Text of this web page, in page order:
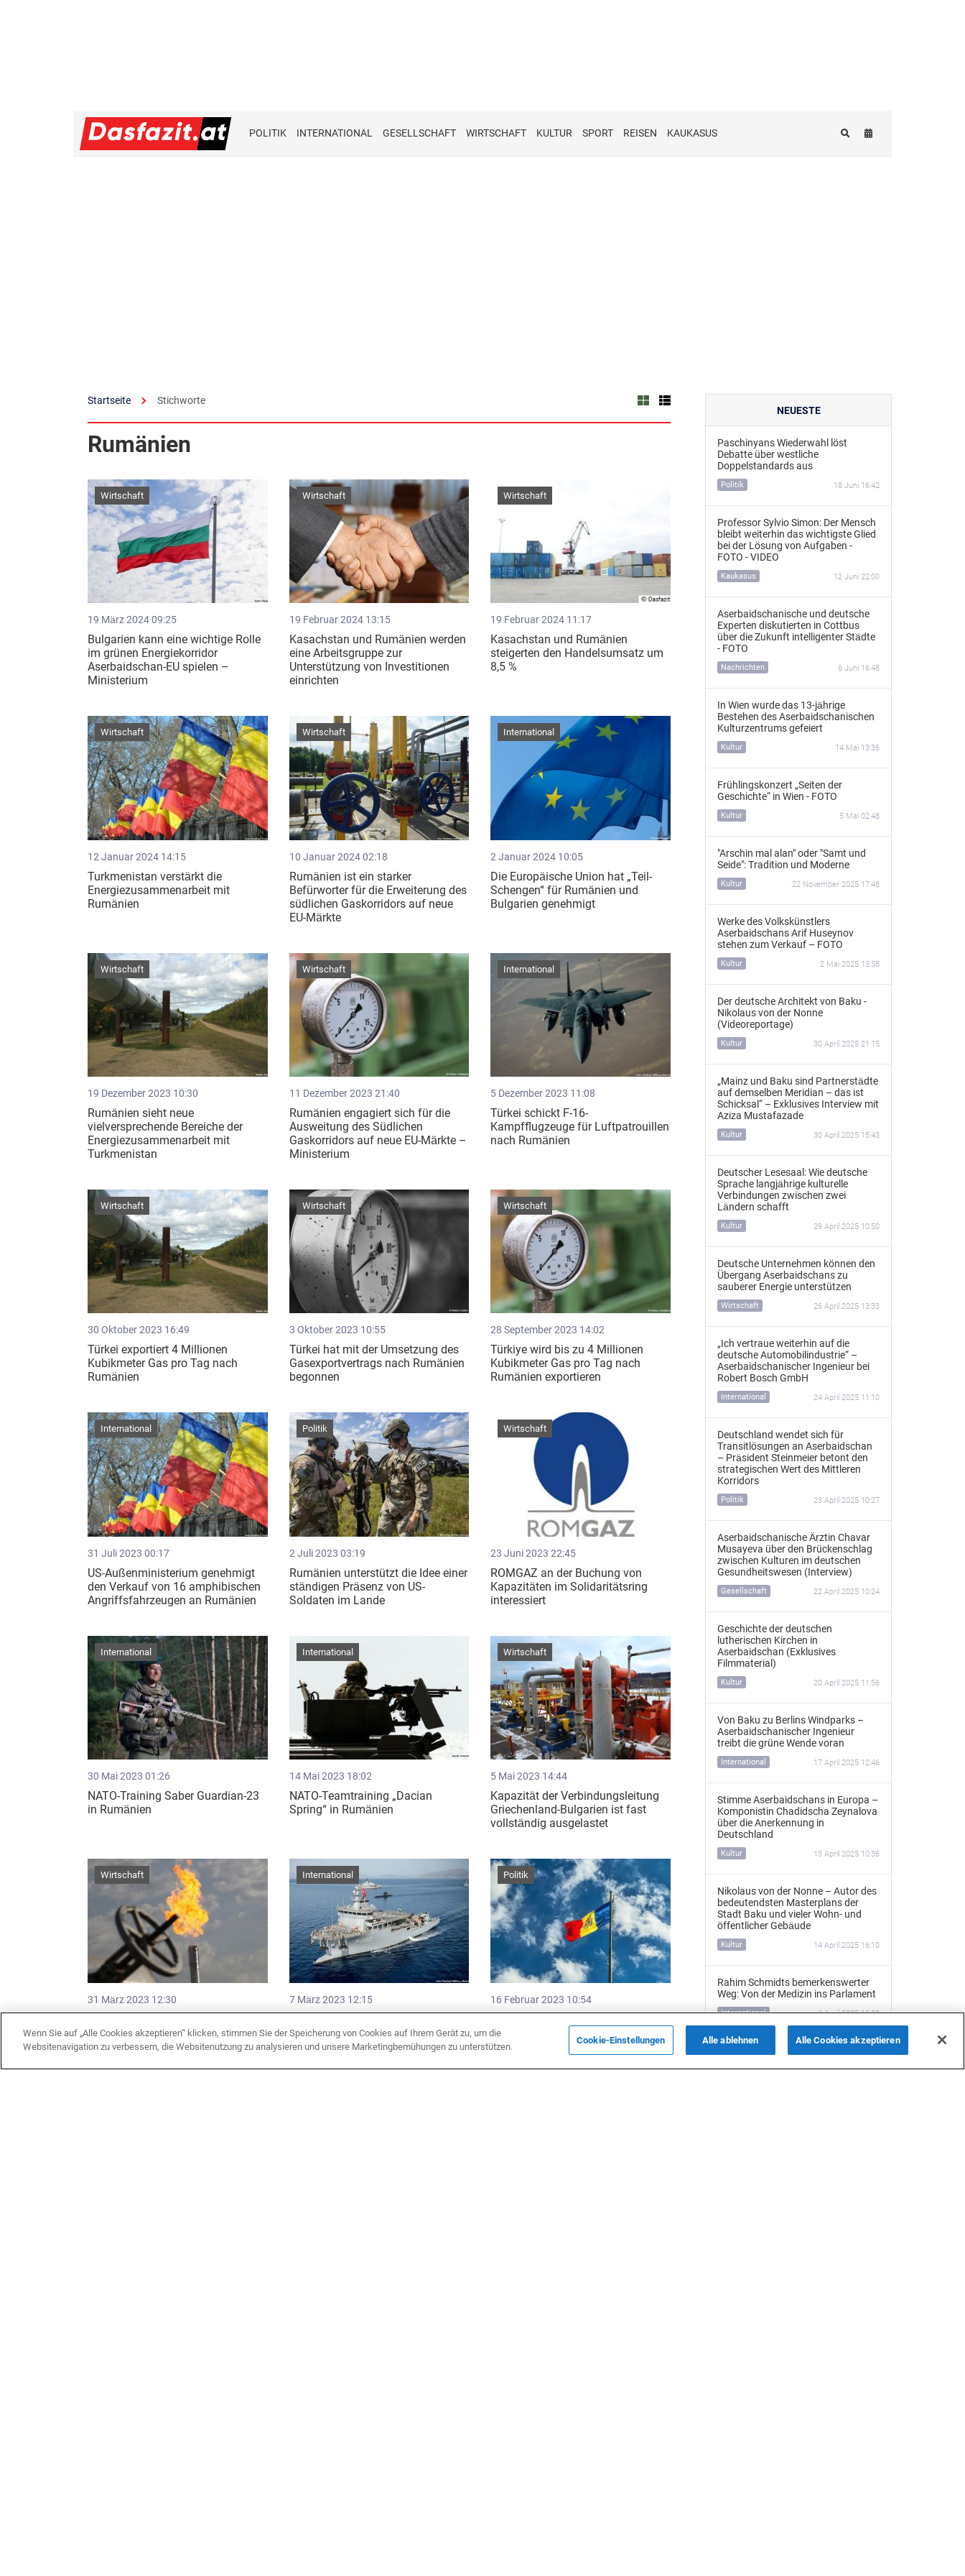
POLITIK INTERNATIONAL GESELLSCHAFT WIRTSCHAFT KULTUR SPORT REISEN KAUKASUS
Startseite Stichworte
Rumänien
19 März 2024 09:25
Bulgarien kann eine wichtige Rolle
im grünen Energiekorridor
Aserbaidschan-EU spielen –
Ministerium
Wirtschaft
19 Februar 2024 13:15
Kasachstan und Rumänien werden
eine Arbeitsgruppe zur
Unterstützung von Investitionen
einrichten
Wirtschaft
19 Februar 2024 11:17
Kasachstan und Rumänien
steigerten den Handelsumsatz um
8,5 %
Wirtschaft
12 Januar 2024 14:15
Turkmenistan verstärkt die
Energiezusammenarbeit mit
Rumänien
Wirtschaft
10 Januar 2024 02:18
Rumänien ist ein starker
Befürworter für die Erweiterung des
südlichen Gaskorridors auf neue
EU-Märkte
Wirtschaft
2 Januar 2024 10:05
Die Europäische Union hat „Teil-
Schengen“ für Rumänien und
Bulgarien genehmigt
International
19 Dezember 2023 10:30
Rumänien sieht neue
vielversprechende Bereiche der
Energiezusammenarbeit mit
Turkmenistan
Wirtschaft
11 Dezember 2023 21:40
Rumänien engagiert sich für die
Ausweitung des Südlichen
Gaskorridors auf neue EU-Märkte –
Ministerium
Wirtschaft
5 Dezember 2023 11:08
Türkei schickt F-16-
Kampfflugzeuge für Luftpatrouillen
nach Rumänien
International
30 Oktober 2023 16:49
Türkei exportiert 4 Millionen
Kubikmeter Gas pro Tag nach
Rumänien
Wirtschaft
3 Oktober 2023 10:55
Türkei hat mit der Umsetzung des
Gasexportvertrags nach Rumänien
begonnen
Wirtschaft
28 September 2023 14:02
Türkiye wird bis zu 4 Millionen
Kubikmeter Gas pro Tag nach
Rumänien exportieren
Wirtschaft
31 Juli 2023 00:17
US-Außenministerium genehmigt
den Verkauf von 16 amphibischen
Angriffsfahrzeugen an Rumänien
International
2 Juli 2023 03:19
Rumänien unterstützt die Idee einer
ständigen Präsenz von US-
Soldaten im Lande
Politik
23 Juni 2023 22:45
ROMGAZ an der Buchung von
Kapazitäten im Solidaritätsring
interessiert
Wirtschaft
30 Mai 2023 01:26
NATO-Training Saber Guardian-23
in Rumänien
International
14 Mai 2023 18:02
NATO-Teamtraining „Dacian
Spring“ in Rumänien
International
5 Mai 2023 14:44
Kapazität der Verbindungsleitung
Griechenland-Bulgarien ist fast
vollständig ausgelastet
Wirtschaft
31 März 2023 12:30
bereiten ein Abkommen über
Gaslieferungen aus Aserbaidschan
Wirtschaft
7 März 2023 12:15
eine Arbeitsgruppe zur Sicherheit
im Schwarzen Meer
International
16 Februar 2023 10:54
die Verteidigungskapazität des
Landes gestärkt werden muss
Politik
NEUESTE
Paschinyans Wiederwahl löst
Debatte über westliche
Doppelstandards aus
Politik 18 Juni 16:42
Professor Sylvio Simon: Der Mensch
bleibt weiterhin das wichtigste Glied
bei der Lösung von Aufgaben -
FOTO - VIDEO
Kaukasus 12 Juni 22:00
Aserbaidschanische und deutsche
Experten diskutierten in Cottbus
über die Zukunft intelligenter Städte
- FOTO
Nachrichten 6 Juni 16:48
In Wien wurde das 13‑jährige
Bestehen des Aserbaidschanischen
Kulturzentrums gefeiert
Kultur 14 Mai 13:36
Frühlingskonzert „Seiten der
Geschichte“ in Wien - FOTO
Kultur 5 Mai 02:48
"Arschin mal alan" oder "Samt und
Seide": Tradition und Moderne
Kultur 22 November 2025 17:46
Werke des Volkskünstlers
Aserbaidschans Arif Huseynov
stehen zum Verkauf – FOTO
Kultur 2 Mai 2025 13:58
Der deutsche Architekt von Baku -
Nikolaus von der Nonne
(Videoreportage)
Kultur 30 April 2025 21:15
„Mainz und Baku sind Partnerstädte
auf demselben Meridian – das ist
Schicksal“ – Exklusives Interview mit
Aziza Mustafazade
Kultur 30 April 2025 15:43
Deutscher Lesesaal: Wie deutsche
Sprache langjährige kulturelle
Verbindungen zwischen zwei
Ländern schafft
Kultur 29 April 2025 10:50
Deutsche Unternehmen können den
Übergang Aserbaidschans zu
sauberer Energie unterstützen
Wirtschaft 26 April 2025 13:33
„Ich vertraue weiterhin auf die
deutsche Automobilindustrie“ –
Aserbaidschanischer Ingenieur bei
Robert Bosch GmbH
International 24 April 2025 11:10
Deutschland wendet sich für
Transitlösungen an Aserbaidschan
– Präsident Steinmeier betont den
strategischen Wert des Mittleren
Korridors
Politik 23 April 2025 10:27
Aserbaidschanische Ärztin Chavar
Musayeva über den Brückenschlag
zwischen Kulturen im deutschen
Gesundheitswesen (Interview)
Gesellschaft 22 April 2025 10:24
Geschichte der deutschen
lutherischen Kirchen in
Aserbaidschan (Exklusives
Filmmaterial)
Kultur 20 April 2025 11:56
Von Baku zu Berlins Windparks –
Aserbaidschanischer Ingenieur
treibt die grüne Wende voran
International 17 April 2025 12:46
Stimme Aserbaidschans in Europa –
Komponistin Chadidscha Zeynalova
über die Anerkennung in
Deutschland
Kultur 15 April 2025 10:36
Nikolaus von der Nonne – Autor des
bedeutendsten Masterplans der
Stadt Baku und vieler Wohn- und
öffentlicher Gebäude
Kultur 14 April 2025 16:10
Rahim Schmidts bemerkenswerter
Weg: Von der Medizin ins Parlament
International 4 April 2025 16:22
Wenn Sie auf „Alle Cookies akzeptieren“ klicken, stimmen Sie der Speicherung von Cookies auf Ihrem Gerät zu, um die
Websitenavigation zu verbessern, die Websitenutzung zu analysieren und unsere Marketingbemühungen zu unterstützen.
Cookie-Einstellungen Alle ablehnen Alle Cookies akzeptieren